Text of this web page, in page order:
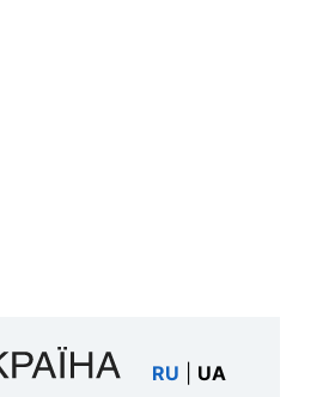
RU UA